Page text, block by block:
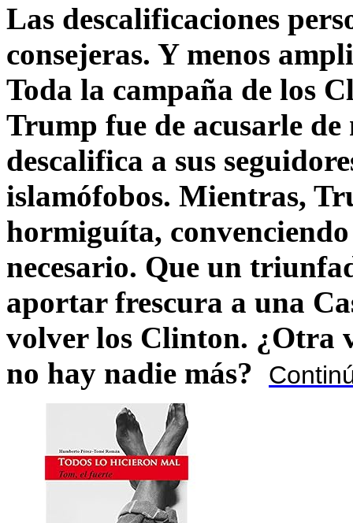
Las descalificaciones
consejeras. Y menos
Toda la campaña de los
Trump fue de acusarle
descalifica a sus
islamófobos. Mientras,
hormiguíta,
necesario. Que un
aportar frescura a una
volver los Clinton. ¿Otra
no hay nadie más?